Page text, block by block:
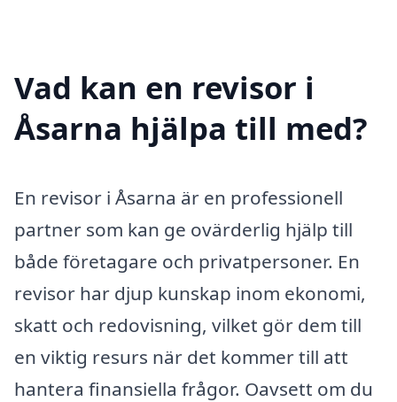
Vad kan en revisor i
Åsarna hjälpa till med?
En revisor i Åsarna är en professionell
partner som kan ge ovärderlig hjälp till
både företagare och privatpersoner. En
revisor har djup kunskap inom ekonomi,
skatt och redovisning, vilket gör dem till
en viktig resurs när det kommer till att
hantera finansiella frågor. Oavsett om du